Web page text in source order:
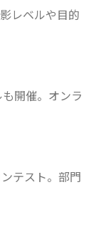
レベルや目的
開催。オンラ
テスト。部門